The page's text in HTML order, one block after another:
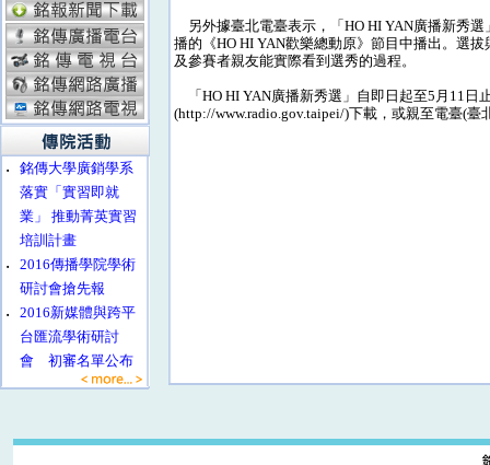
‧
銘傳大學廣銷學系
落實「實習即就
業」 推動菁英實習
培訓計畫
‧
2016傳播學院學術
研討會搶先報
‧
2016新媒體與跨平
台匯流學術研討
會 初審名單公布
另外據臺北電臺表示，「HO HI YAN廣播新秀
播的《HO HI YAN歡樂總動原》節目中播出。選
及參賽者親友能實際看到選秀的過程。
「HO HI YAN廣播新秀選」自即日起至5月11日
(http://www.radio.gov.taipei/)下載，或親至電臺(